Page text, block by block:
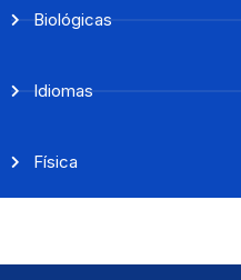
Biológicas
Idiomas
Física